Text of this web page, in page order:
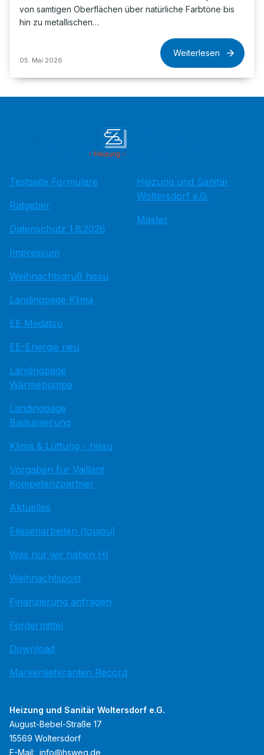
von samtigen Oberflächen über natürliche Farbtöne bis
hin zu metallischen…
05. Mai 2026
Weiterlesen
Testseite Formulare
Ratgeber
Datenschutz 1.6.2026
Impressum
Weihnachtsgruß hissu
Landingpage Klima
EE Medatsu
EE-Energie neu
Landingpage
Wärmepumpe
Landingpage
Badsanierung
Klima & Lüftung - hissu
Vorgaben für Vaillant
Kompetenzpartner
Aktuelles
Fliesenarbeiten (toujou)
Was nur wir haben HI
Weihnachtspost
Finanzierung anfragen
Fördermittel
Download
Markenlieferanten Record
Heizung und Sanitär
Woltersdorf e.G.
Master
Heizung und Sanitär Woltersdorf e.G.
August-Bebel-Straße 17
15569 Woltersdorf
E-Mail: info@hsweg.de